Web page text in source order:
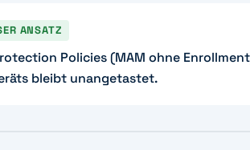
ANSATZ
Policies (MAM ohne
bleibt unangetastet.